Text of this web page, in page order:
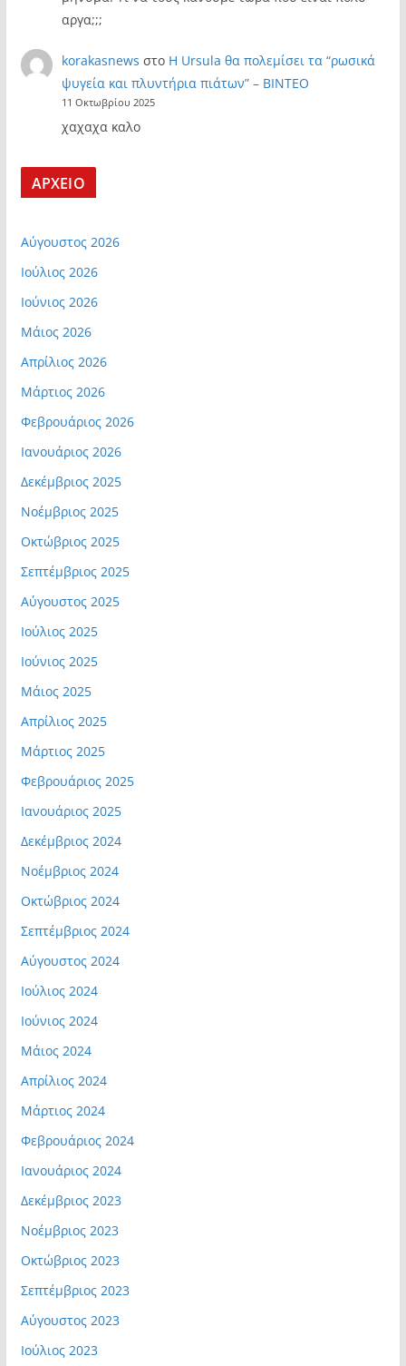
αργα;;;
korakasnews στο Η Ursula θα πολεμίσει τα “ρωσικά
ψυγεία και πλυντήρια πιάτων” – ΒΙΝΤΕΟ
11 Οκτωβρίου 2025
χαχαχα καλο
ΑΡΧΕΙΟ
Αύγουστος 2026
Ιούλιος 2026
Ιούνιος 2026
Μάιος 2026
Απρίλιος 2026
Μάρτιος 2026
Φεβρουάριος 2026
Ιανουάριος 2026
Δεκέμβριος 2025
Νοέμβριος 2025
Οκτώβριος 2025
Σεπτέμβριος 2025
Αύγουστος 2025
Ιούλιος 2025
Ιούνιος 2025
Μάιος 2025
Απρίλιος 2025
Μάρτιος 2025
Φεβρουάριος 2025
Ιανουάριος 2025
Δεκέμβριος 2024
Νοέμβριος 2024
Οκτώβριος 2024
Σεπτέμβριος 2024
Αύγουστος 2024
Ιούλιος 2024
Ιούνιος 2024
Μάιος 2024
Απρίλιος 2024
Μάρτιος 2024
Φεβρουάριος 2024
Ιανουάριος 2024
Δεκέμβριος 2023
Νοέμβριος 2023
Οκτώβριος 2023
Σεπτέμβριος 2023
Αύγουστος 2023
Ιούλιος 2023